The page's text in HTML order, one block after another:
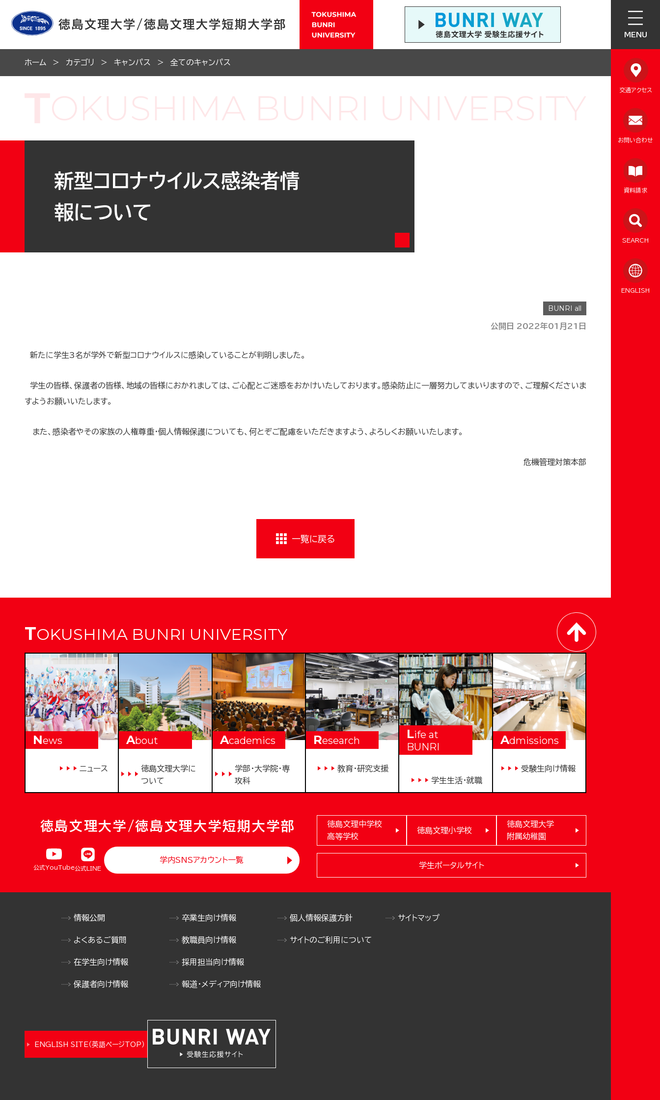
MENU
交通アクセス
お問い合わせ
資料請求
SEARCH
ENGLISH
ホーム カテゴリ キャンパス 全てのキャンパス
新型コロナウイルス感染者情
報について
公開日 2022年01月21日
新たに学生3名が学外で新型コロナウイルスに感染していることが判明しました。
学生の皆様、保護者の皆様、地域の皆様におかれましては、ご心配とご迷惑をおかけいたしております。感染防止に一層努力してまいりますので、ご理解くださいま
すようお願いいたします。
また、感染者やその家族の人権尊重・個人情報保護についても、何とぞご配慮をいただきますよう、よろしくお願いいたします。
危機管理対策本部
一覧に戻る
TOKUSHIMA BUNRI UNIVERSITY
News
ニュース
About
徳島文理大学に
ついて
Academics
学部・大学院・専
攻科
Research
教育・研究支援
Life at
BUNRI
学生生活・就職
Admissions
受験生向け情報
徳島文理大学/徳島文理大学短期大学部
公式YouTube公式LINE
学内SNSアカウント一覧
徳島文理中学校
高等学校
徳島文理小学校
徳島文理大学
附属幼稚園
学生ポータルサイト
情報公開
よくあるご質問
在学生向け情報
保護者向け情報
卒業生向け情報
教職員向け情報
採用担当向け情報
報道・メディア向け情報
個人情報保護方針
サイトのご利用について
サイトマップ
ENGLISH SITE（英語ページTOP）